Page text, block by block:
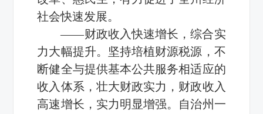
社会快速发展。
——财政收入快速增长，综合实
力大幅提升。坚持培植财源税源，不
断健全与提供基本公共服务相适应的
收入体系，壮大财政实力，财政收入
高速增长，实力明显增强。自治州一